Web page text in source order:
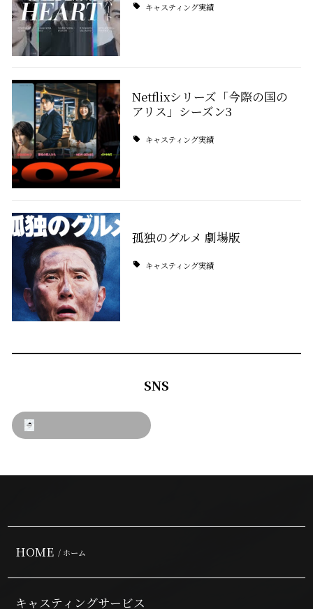
キャスティング実績
Netflixシリーズ「今際の国の
アリス」シーズン3
キャスティング実績
孤独のグルメ 劇場版
キャスティング実績
SNS
HOME / ホーム
キャスティングサービス